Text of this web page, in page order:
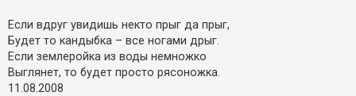
т
и
в
н
і
т
е
Если вдруг увидишь некто прыг да прыг,
Будет то кандыбка – все ногами дрыг.
Если землеройка из воды немножко
Выглянет, то будет просто рясоножка.
11.08.2008